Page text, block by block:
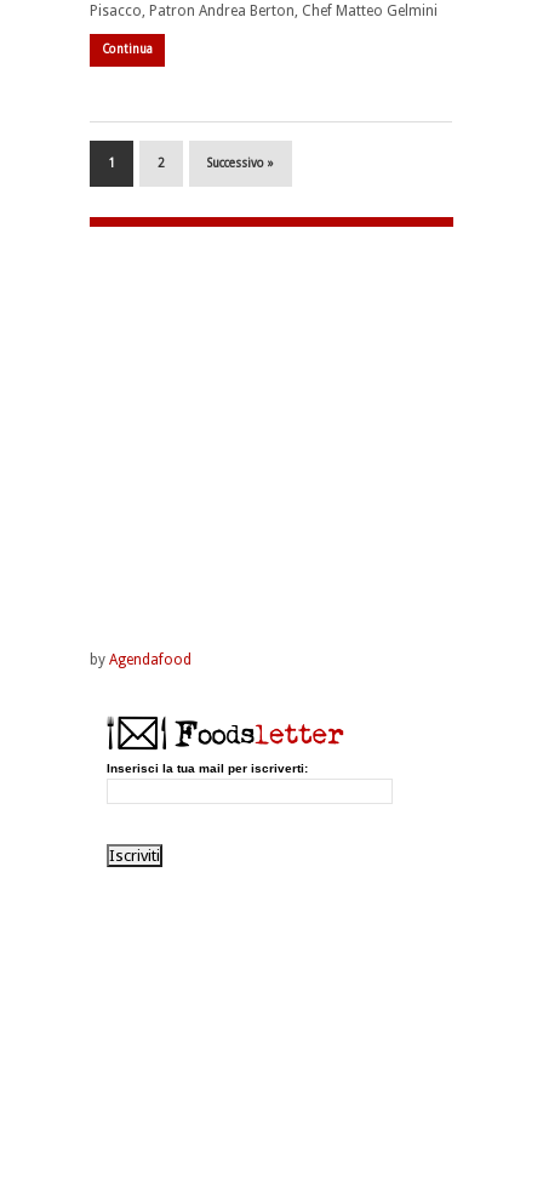
Pisacco, Patron Andrea Berton, Chef Matteo Gelmini
Continua
1 2 Successivo »
by Agendafood
Inserisci la tua mail per iscriverti: